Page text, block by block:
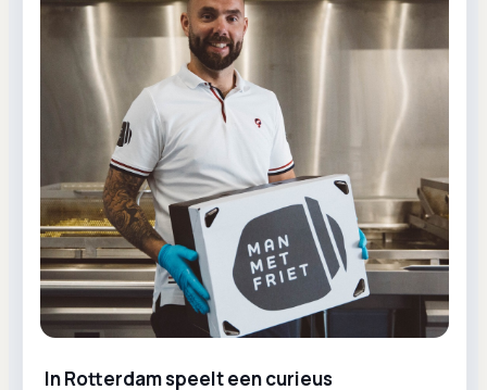
In Rotterdam speelt een curieus